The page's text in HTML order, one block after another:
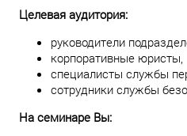
Целевая аудитория:
руководители
корпоративные юристы,
специалисты службы
сотрудники службы
На семинаре Вы: